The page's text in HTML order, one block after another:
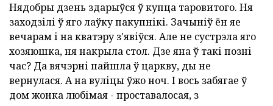
Нядобры дзень здарыўся ў купца таровитого. Ня
заходзілі ў яго лаўку пакупнікі. Зачыніў ён яе
вечарам і на кватэру з'явіўся. Але не сустрэла яго
хозяюшка, ня накрыла стол. Дзе яна ў такі позні
час? Да вячэрні пайшла ў царкву, ды не
вернулася. А на вуліцы ўжо ноч. І вось забягае ў
дом жонка любімая - проставалосая, з